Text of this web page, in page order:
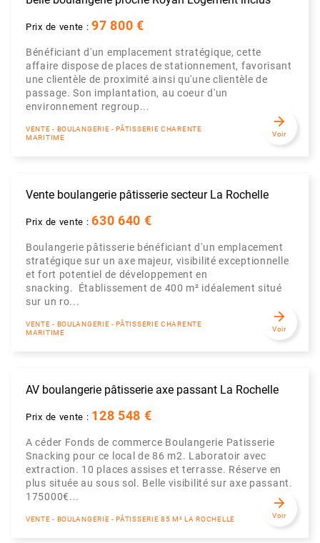
Prix de vente :97 800 €
Bénéficiant d'un emplacement stratégique, cette
affaire dispose de places de stationnement, favorisant
une clientèle de proximité ainsi qu'une clientèle de
passage. Son implantation, au coeur d'un
environnement regroup...
VENTE - BOULANGERIE - PÂTISSERIE CHARENTE
MARITIME
arrow_forward
Voir
Vente boulangerie pâtisserie secteur La Rochelle
Prix de vente :630 640 €
Boulangerie pâtisserie bénéficiant d'un emplacement
stratégique sur un axe majeur, visibilité exceptionnelle
et fort potentiel de développement en
snacking. Établissement de 400 m² idéalement situé
sur un ro...
VENTE - BOULANGERIE - PÂTISSERIE CHARENTE
MARITIME
arrow_forward
Voir
AV boulangerie pâtisserie axe passant La Rochelle
Prix de vente : 128 548 €
A céder Fonds de commerce Boulangerie Patisserie
Snacking pour ce local de 86 m2. Laboratoir avec
extraction. 10 places assises et terrasse. Réserve en
plus située au sous sol. Belle visibilité sur axe passant.
175000€...
VENTE - BOULANGERIE - PÂTISSERIE 85 M² LA ROCHELLE
arrow_forward
Voir